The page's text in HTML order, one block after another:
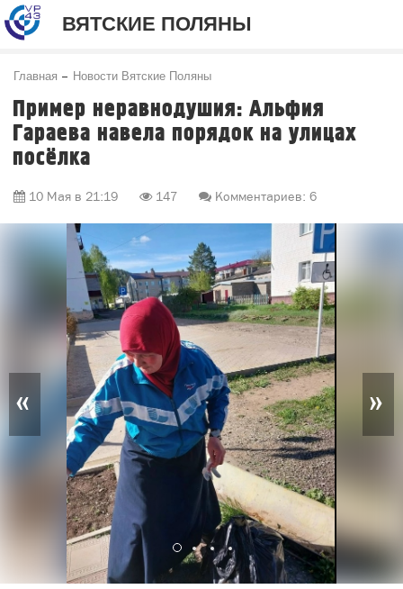
ВЯТСКИЕ ПОЛЯНЫ
Главная Новости Вятские Поляны
Пример неравнодушия: Альфия
Гараева навела порядок на улицах
посёлка
10 Мая в 21:19 147 Комментариев: 6
« »